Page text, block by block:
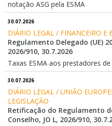
notação ASG pela ESMA
30.07.2026
DIÁRIO LEGAL / FINANCEIRO E
Regulamento Delegado (UE)
2026/910, 30.7.2026
Taxas ESMA aos prestadores
30.07.2026
DIÁRIO LEGAL / UNIÃO
LEGISLAÇÃO
Retificação do Regulamento
Conselho, JO L, 2026/910,